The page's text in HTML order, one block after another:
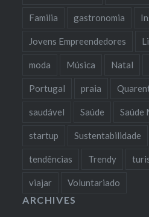
Familia gastronomia
Jovens Empreendedores
moda Música Natal
Portugal praia
saudável Saúde Saúde
startup Sustentabilidade
tendências Trendy
viajar Voluntariado
ARCHIVES